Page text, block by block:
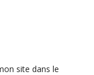
site dans le